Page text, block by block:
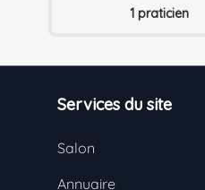
1 praticien
Services du site
Salon
Annuaire